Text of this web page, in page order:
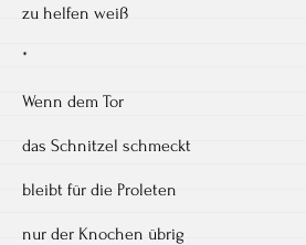
zu helfen weiß
*
Wenn dem Tor
das Schnitzel schmeckt
bleibt für die Proleten
nur der Knochen übrig